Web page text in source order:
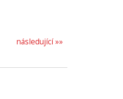
následující »»